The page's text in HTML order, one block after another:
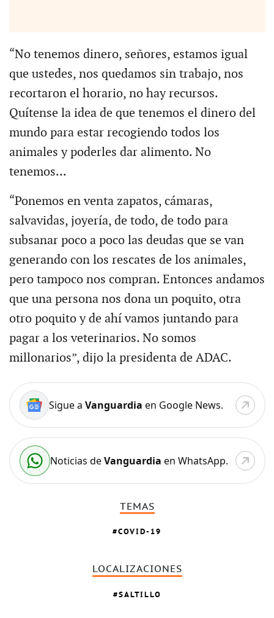
“No tenemos dinero, señores, estamos igual
que ustedes, nos quedamos sin trabajo, nos
recortaron el horario, no hay recursos.
Quítense la idea de que tenemos el dinero del
mundo para estar recogiendo todos los
animales y poderles dar alimento. No
tenemos...
“Ponemos en venta zapatos, cámaras,
salvavidas, joyería, de todo, de todo para
subsanar poco a poco las deudas que se van
generando con los rescates de los animales,
pero tampoco nos compran. Entonces andamos
que una persona nos dona un poquito, otra
otro poquito y de ahí vamos juntando para
pagar a los veterinarios. No somos
millonarios”, dijo la presidenta de ADAC.
Sigue a Vanguardia en Google News.
Noticias deVanguardia en WhatsApp.
TEMAS
COVID-19
LOCALIZACIONES
SALTILLO